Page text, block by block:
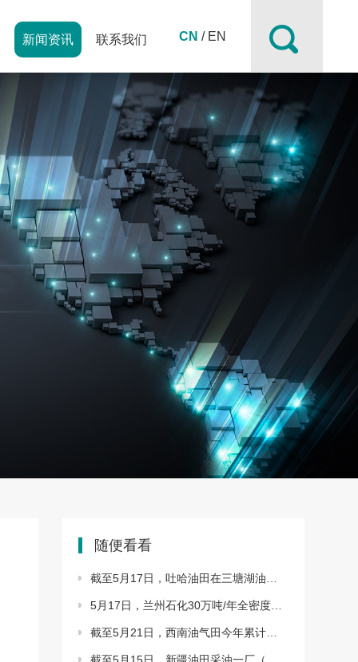
CN / EN
新闻资讯 联系我们
随便看看
截至5月17日，吐哈油田在三塘湖油田牛圈湖东区应用…
5月17日，兰州石化30万吨/年全密度聚乙烯装置地面火…
截至5月21日，西南油气田今年累计生产天然气突破20…
截至5月15日，新疆油田采油一厂（红山公司）首批集…